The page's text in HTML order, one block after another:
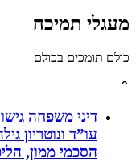
מעגלי תמיכה
כולם תומכים בכולם
⌃
דיני משפחה
עו”ד ונוטריון
הסכמי ממון,